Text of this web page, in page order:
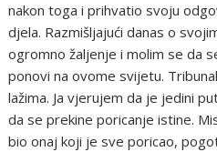
nakon toga i prihvatio svoju
djela. Razmišljajući danas o
ogromno žaljenje i molim se da
ponovi na ovome svijetu.
lažima. Ja vjerujem da je jedini
da se prekine poricanje istine.
bio onaj koji je sve poricao,